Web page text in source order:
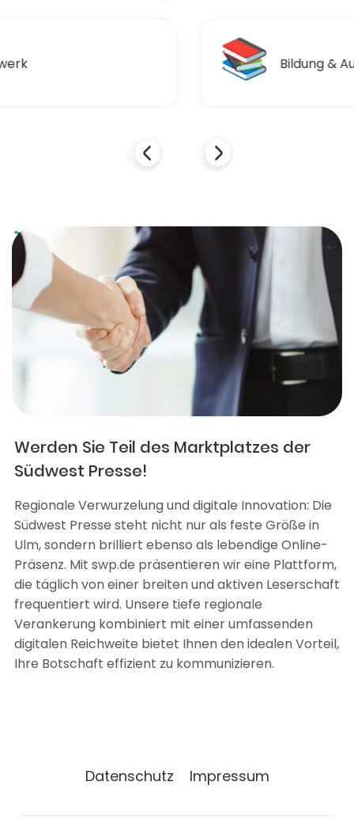
Bildung & Ausbildungen
Werden Sie Teil des Marktplatzes der
Südwest Presse!
Regionale Verwurzelung und digitale Innovation: Die
Südwest Presse steht nicht nur als feste Größe in
Ulm, sondern brilliert ebenso als lebendige Online-
Präsenz. Mit swp.de präsentieren wir eine Plattform,
die täglich von einer breiten und aktiven Leserschaft
frequentiert wird. Unsere tiefe regionale
Verankerung kombiniert mit einer umfassenden
digitalen Reichweite bietet Ihnen den idealen Vorteil,
Ihre Botschaft effizient zu kommunizieren.
Datenschutz Impressum